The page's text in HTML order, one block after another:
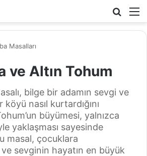
Arama
yap
Masalları
ve Altın Tohum
bilge bir adamın sevgi ve
nasıl kurtardığını
büyümesi, yalnızca
yaklaşması sayesinde
masal, çocuklara
ve sevginin hayatın en büyük